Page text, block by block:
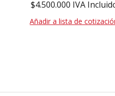
$4.500.000 IVA
Añadir a lista de